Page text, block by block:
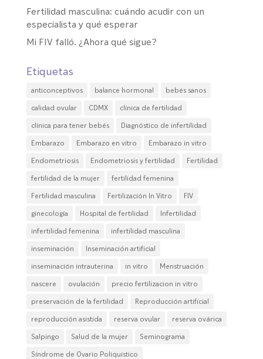
Fertilidad masculina: cuándo acudir con un
especialista y qué esperar
Mi FIV falló. ¿Ahora qué sigue?
Etiquetas
anticonceptivos balance hormonal
bebés sanos
calidad ovular
CDMX
clínica de fertilidad
clínica para tener bebés
Diagnóstico de infertilidad
Embarazo
Embarazo en vitro
Embarazo in vitro
Endometriosis
Endometriosis y fertilidad
Fertilidad
fertilidad de la mujer
fertilidad femenina
Fertilidad masculina
Fertilización In Vitro
FIV
ginecología
Hospital de fertilidad
Infertilidad
infertilidad femenina
infertilidad masculina
inseminación
Inseminación artificial
inseminación intrauterina
in vitro
Menstruación
nascere
ovulación
precio fertilizacion in vitro
preservación de la fertilidad
Reproducción artificial
reproducción asistida
reserva ovular
reserva ovárica
Salpingo
Salud de la mujer
Seminograma
Síndrome de Ovario Poliquístico